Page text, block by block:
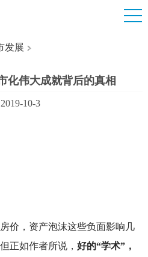
发展
化伟大成就背后的真相
10-3
价，资产泡沫这些负面影响几
正如作者所说， 好的“学术”，